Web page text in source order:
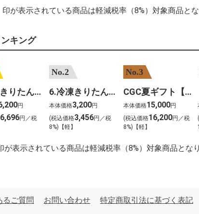
が表示されている商品は軽減税率（8%）対象商品とな
キング
7.冷凍きりたんぽセットM 野菜なし 4人前
円
6,696円／税
No.2
6.冷凍きりたんぽセットＳ 野菜なし 2人前
本体価格3,200円
(税込価格3,456円／税
8%)【軽】
No.3
CGC夏ギフト【1101】和牛苑 神戸牛・三田和牛食べ比べ(680g)
本体価格15,000円
(税込価格16,200円／税
8%)【軽】
が表示されている商品は軽減税率（8%）対象商品となり
るご質問 お問い合わせ 特定商取引法に基づく表記